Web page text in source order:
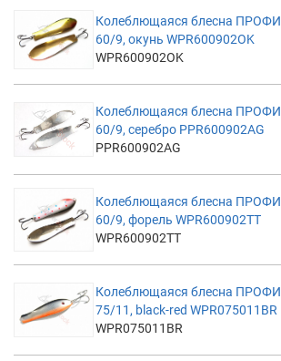
Колеблющаяся блесна ПРОФИ
60/9, окунь WPR600902OK
WPR600902OK
Колеблющаяся блесна ПРОФИ
60/9, серебро PPR600902AG
PPR600902AG
Колеблющаяся блесна ПРОФИ
60/9, форель WPR600902TT
WPR600902TT
Колеблющаяся блесна ПРОФИ
75/11, black-red WPR075011BR
WPR075011BR